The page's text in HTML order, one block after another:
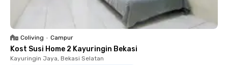
Coliving • Campur
Kost Susi Home 2 Kayuringin Bekasi
Kayuringin Jaya, Bekasi Selatan